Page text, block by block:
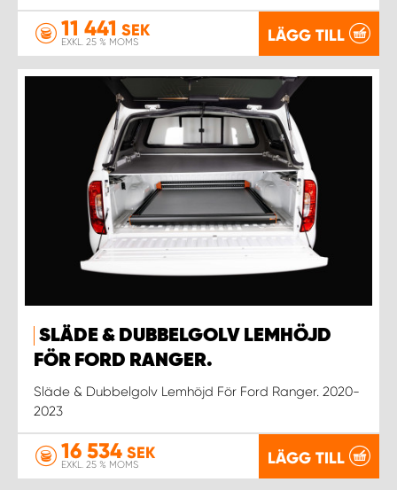
11 441 SEK
EXKL. 25 % MOMS LÄGG TILL
SLÄDE & DUBBELGOLV LEMHÖJD
FÖR FORD RANGER.
Släde & Dubbelgolv Lemhöjd För Ford Ranger. 2020-
2023
16 534 SEK
EXKL. 25 % MOMS LÄGG TILL